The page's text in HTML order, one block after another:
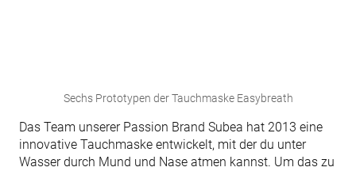
Sechs Prototypen der Tauchmaske Easybreath
Das Team unserer Passion Brand Subea hat 2013 eine
innovative Tauchmaske entwickelt, mit der du unter
Wasser durch Mund und Nase atmen kannst. Um das zu